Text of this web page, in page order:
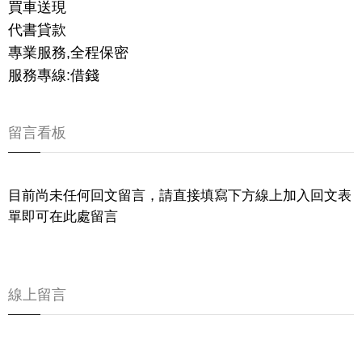
買車送現
代書貸款
專業服務,全程保密
服務專線:借錢
留言看板
目前尚未任何回文留言，請直接填寫下方線上加入回文表
單即可在此處留言
線上留言